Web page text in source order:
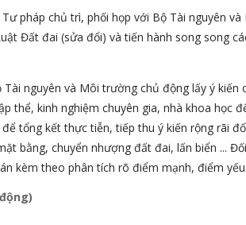
pháp chủ trì, phối họp với Bộ Tài nguyên
Đất đai (sửa đổi) và tiến hành song song
nguyên và Môi trường chủ động lấy ý kiến
thể, kinh nghiệm chuyên gia, nhà khoa học
tổng kết thực tiễn, tiếp thu ý kiến rộng rãi
bằng, chuyển nhượng đất đai, lấn biển ...
kèm theo phân tích rõ điểm mạnh, điểm